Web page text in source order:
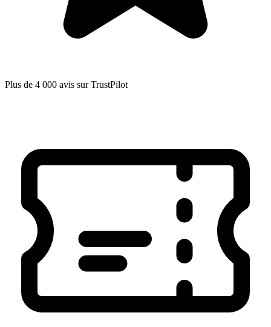
Plus de 4 000 avis sur TrustPilot